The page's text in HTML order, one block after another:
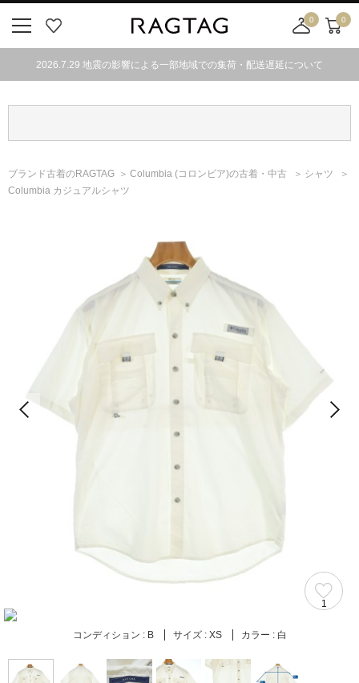
気
0
舗
カ
ト
0
2026.7.29 地震の影響による一部地域での集荷・配送遅延について
ブランド古着のRAGTAG Columbia (コロンビア)の古着・中古
シャツ
Columbia カジュアルシャツ
1
コンディション : B サイズ : XS カラー : 白